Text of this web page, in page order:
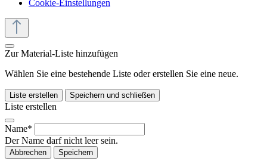
Cookie-Einstellungen
Zur Material-Liste hinzufügen
Wählen Sie eine bestehende Liste oder erstellen Sie eine neue.
Liste erstellen Speichern und schließen
Liste erstellen
Name*
Der Name darf nicht leer sein.
Abbrechen Speichern